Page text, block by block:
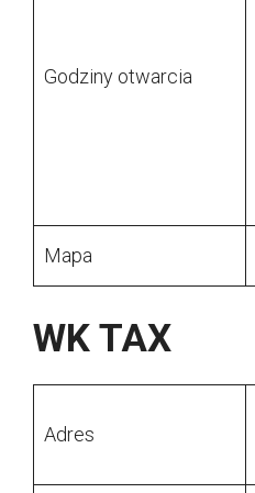
Godziny otwarcia
Mapa
WK TAX
Adres